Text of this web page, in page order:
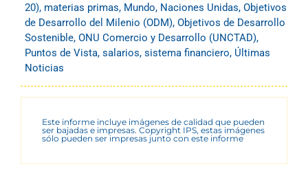
20), materias primas, Mundo, Naciones Unidas, Objetivos
de Desarrollo del Milenio (ODM), Objetivos de Desarrollo
Sostenible, ONU Comercio y Desarrollo (UNCTAD),
Puntos de Vista, salarios, sistema financiero, Últimas
Noticias
Este informe incluye imágenes de calidad que pueden
ser bajadas e impresas. Copyright IPS, estas imágenes
sólo pueden ser impresas junto con este informe